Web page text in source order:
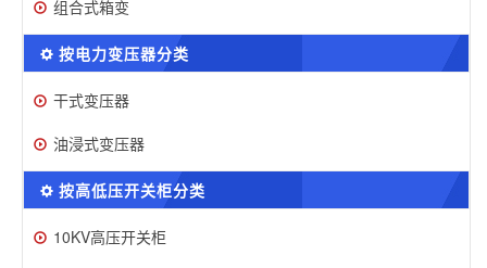
组合式箱变
按电力变压器分类
干式变压器
油浸式变压器
按高低压开关柜分类
10KV高压开关柜